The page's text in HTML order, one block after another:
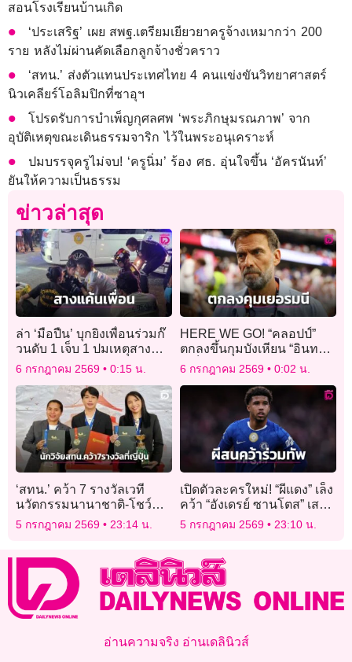
สอนโรงเรียนบ้านเกิด
‘ประเสริฐ’ เผย สพฐ.เตรียมเยียวยาครูจ้างเหมากว่า 200
ราย หลังไม่ผ่านคัดเลือกลูกจ้างชั่วคราว
‘สทน.’ ส่งตัวแทนประเทศไทย 4 คนแข่งขันวิทยาศาสตร์
นิวเคลียร์โอลิมปิกที่ซาอุฯ
โปรดรับการบำเพ็ญกุศลศพ ‘พระภิกษุมรณภาพ’ จาก
อุบัติเหตุขณะเดินธรรมจาริก ไว้ในพระอนุเคราะห์
ปมบรรจุครูไม่จบ! ‘ครูนิ่ม’ ร้อง ศธ. อุ่นใจขึ้น ‘อัครนันท์’
ยันให้ความเป็นธรรม
ข่าวล่าสุด
ล่า ‘มือปืน’ บุกยิงเพื่อนร่วมก๊
วนดับ 1 เจ็บ 1 ปมเหตุสาง
แค้นติดคุกถูกตีท้ายครัว
6 กรกฎาคม 2569 0:15 น.
HERE WE GO! “คลอปป์”
ตกลงขึ้นกุมบังเหียน “อินทรี
เหล็ก”
6 กรกฎาคม 2569 0:02 น.
‘สทน.’ คว้า 7 รางวัลเวที
นวัตกรรมนานาชาติ-โชว์
ศักยภาพงานวิจัยไทยไกลสู่
5 กรกฎาคม 2569 23:14 น.
เปิดตัวละครใหม่! “ผีแดง” เล็ง
คว้า “อังเดรย์ ซานโตส” เสริม
แดนกลาง
5 กรกฎาคม 2569 23:10 น.
อ่านความจริง อ่านเดลินิวส์